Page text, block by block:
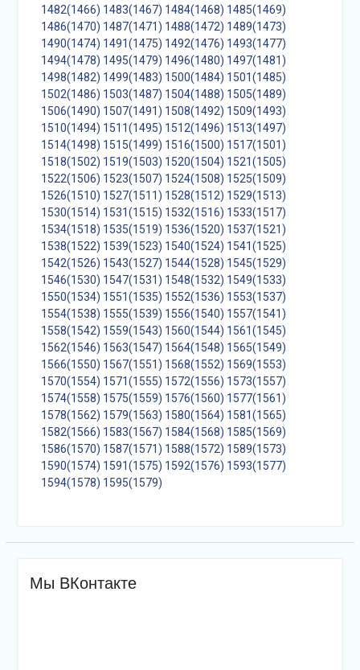
1482(1466) 1483(1467) 1484(1468) 1485(1469)
1486(1470) 1487(1471) 1488(1472) 1489(1473)
1490(1474) 1491(1475) 1492(1476) 1493(1477)
1494(1478) 1495(1479) 1496(1480) 1497(1481)
1498(1482) 1499(1483) 1500(1484) 1501(1485)
1502(1486) 1503(1487) 1504(1488) 1505(1489)
1506(1490) 1507(1491) 1508(1492) 1509(1493)
1510(1494) 1511(1495) 1512(1496) 1513(1497)
1514(1498) 1515(1499) 1516(1500) 1517(1501)
1518(1502) 1519(1503) 1520(1504) 1521(1505)
1522(1506) 1523(1507) 1524(1508) 1525(1509)
1526(1510) 1527(1511) 1528(1512) 1529(1513)
1530(1514) 1531(1515) 1532(1516) 1533(1517)
1534(1518) 1535(1519) 1536(1520) 1537(1521)
1538(1522) 1539(1523) 1540(1524) 1541(1525)
1542(1526) 1543(1527) 1544(1528) 1545(1529)
1546(1530) 1547(1531) 1548(1532) 1549(1533)
1550(1534) 1551(1535) 1552(1536) 1553(1537)
1554(1538) 1555(1539) 1556(1540) 1557(1541)
1558(1542) 1559(1543) 1560(1544) 1561(1545)
1562(1546) 1563(1547) 1564(1548) 1565(1549)
1566(1550) 1567(1551) 1568(1552) 1569(1553)
1570(1554) 1571(1555) 1572(1556) 1573(1557)
1574(1558) 1575(1559) 1576(1560) 1577(1561)
1578(1562) 1579(1563) 1580(1564) 1581(1565)
1582(1566) 1583(1567) 1584(1568) 1585(1569)
1586(1570) 1587(1571) 1588(1572) 1589(1573)
1590(1574) 1591(1575) 1592(1576) 1593(1577)
1594(1578) 1595(1579)
Мы ВКонтакте